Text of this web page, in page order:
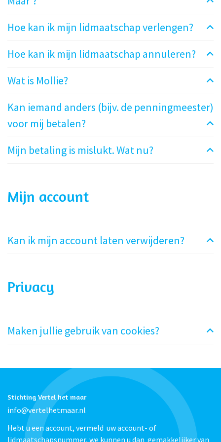
Hoe kan ik mijn lidmaatschap verlengen?
Hoe kan ik mijn lidmaatschap annuleren?
Wat is Mollie?
Kan iemand anders (bijv. de penningmeester)
voor mij betalen?
Mijn betaling is mislukt. Wat nu?
Mijn account
Kan ik mijn account laten verwijderen?
Privacy
Maken jullie gebruik van cookies?
Stichting Vertel het maar
info@vertelhetmaar.nl
Hebt u een account, vermeld uw account- of
lidmaatschapsnummer, we kunnen u dan gemakkelijker van